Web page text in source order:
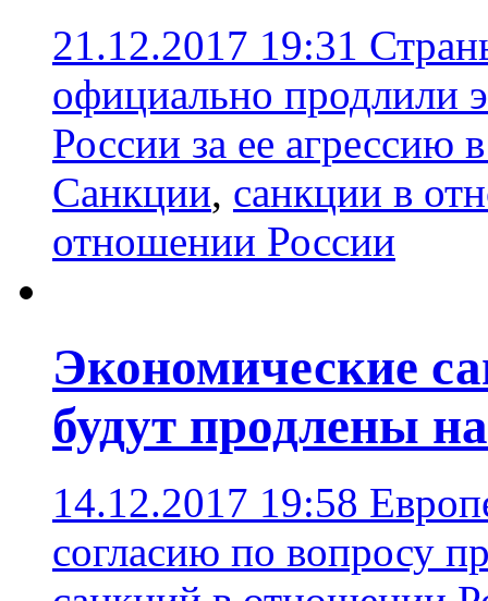
21.12.2017 19:31
официально продлили
России за ее агрессию
Санкции, санкции в
отношении России
Экономические
будут продлены
14.12.2017 19:58
согласию по вопросу